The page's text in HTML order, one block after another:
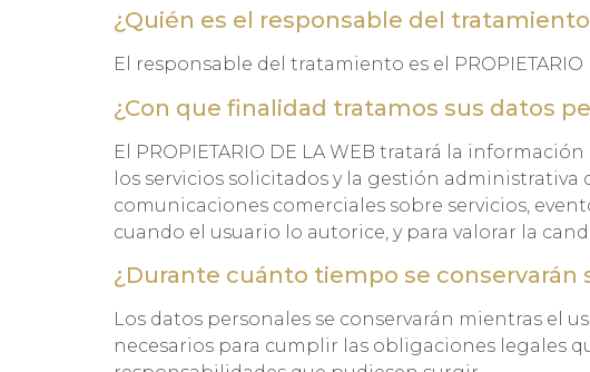
¿Quién es el responsable del
El responsable del tratamiento es el
¿Con que finalidad tratamos sus datos
El PROPIETARIO DE LA WEB tratará la
los servicios solicitados y la gestión
comunicaciones comerciales sobre servicios,
cuando el usuario lo autorice, y para valorar la
¿Durante cuánto tiempo se conservarán
Los datos personales se conservarán mientras el
necesarios para cumplir las obligaciones legales